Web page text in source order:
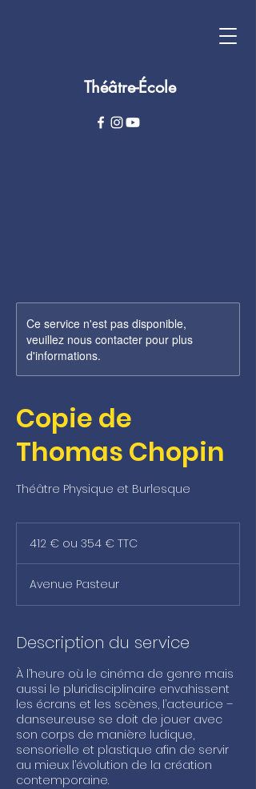
Théâtre-École
Ce service n'est pas disponible,
veuillez nous contacter pour plus
d'informations.
Copie de
Thomas Chopin
Théâtre Physique et Burlesque
€
412 € ou 354 € TTC
Avenue Pasteur
Description du service
À l’heure où le cinéma de genre mais
aussi le pluridisciplinaire envahissent
les écrans et les scènes, l’acteur.ice –
danseur.euse se doit de jouer avec
son corps de manière ludique,
sensorielle et plastique afin de servir
au mieux l’évolution de la création
contemporaine.